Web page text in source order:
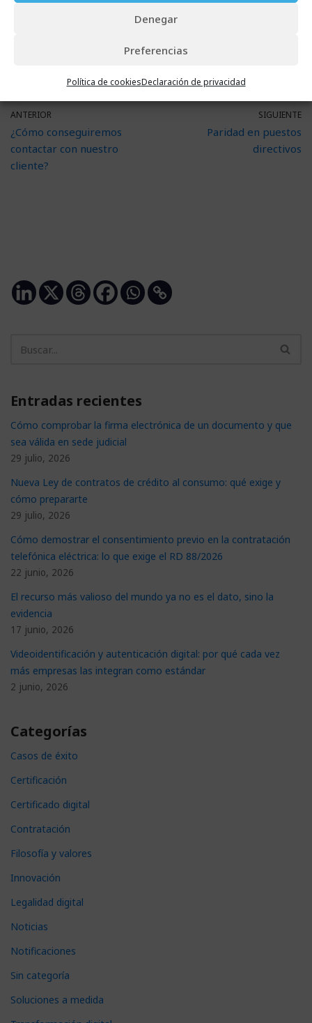
Denegar
Preferencias
Política de cookiesDeclaración de privacidad
ANTERIOR
¿Cómo conseguiremos
contactar con nuestro
cliente?
SIGUIENTE
Paridad en puestos
directivos
Entradas recientes
Cómo comprobar la firma electrónica de un documento y que
sea válida en sede judicial
29 julio, 2026
Nueva Ley de contratos de crédito al consumo: qué exige y
cómo prepararte
29 julio, 2026
Cómo demostrar el consentimiento previo en la contratación
telefónica eléctrica: lo que exige el RD 88/2026
22 junio, 2026
El recurso más valioso del mundo ya no es el dato, sino la
evidencia
17 junio, 2026
Videoidentificación y autenticación digital: por qué cada vez
más empresas las integran como estándar
2 junio, 2026
Categorías
Casos de éxito
Certificación
Certificado digital
Contratación
Filosofía y valores
Innovación
Legalidad digital
Noticias
Notificaciones
Sin categoría
Soluciones a medida